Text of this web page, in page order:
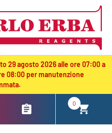
29 agosto 2026 alle ore 07:00 a
08:00 per manutenzione
0